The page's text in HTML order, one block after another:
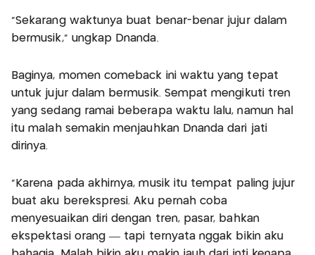
“Sekarang waktunya buat benar-benar jujur dalam
bermusik,” ungkap Dnanda.
Baginya, momen comeback ini waktu yang tepat
untuk jujur dalam bermusik. Sempat mengikuti tren
yang sedang ramai beberapa waktu lalu, namun hal
itu malah semakin menjauhkan Dnanda dari jati
dirinya.
“Karena pada akhirnya, musik itu tempat paling jujur
buat aku berekspresi. Aku pernah coba
menyesuaikan diri dengan tren, pasar, bahkan
ekspektasi orang — tapi ternyata nggak bikin aku